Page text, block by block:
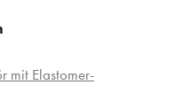
mit Elastomer-